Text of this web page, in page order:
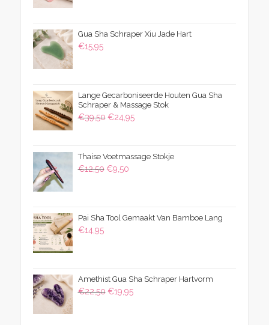
Gua Sha Schraper Xiu Jade Hart
€15,95
Lange Gecarboniseerde Houten Gua Sha
Schraper & Massage Stok
€39,50 Oorspronkelijke
€39,50.
€24,95Huidige
€24,95.
Thaise Voetmassage Stokje
€12,50 Oorspronkelijke
€9,50Huidige
Pai Sha Tool Gemaakt Van Bamboe Lang
€14,95
Amethist Gua Sha Schraper Hartvorm
€22,50 Oorspronkelijke
€19,95Huidige